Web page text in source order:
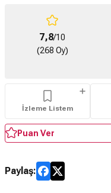
7,8/10
(268 Oy)
İzleme Listem
Puan Ver
Paylaş: